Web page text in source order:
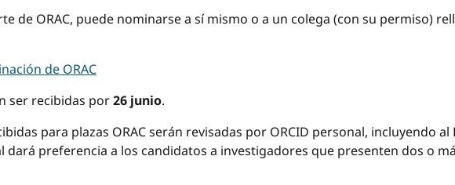
de ORAC, puede nominarse a sí mismo o a un colega (con su permiso)
de ORAC
ser recibidas por26 junio.
para plazas ORAC serán revisadas por ORCID personal, incluyendo
dará preferencia a los candidatos a investigadores que presenten dos o